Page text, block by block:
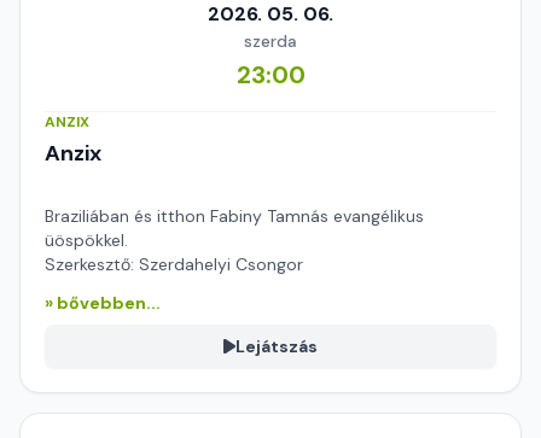
2026. 05. 06.
szerda
23:00
ANZIX
Anzix
Braziliában és itthon Fabiny Tamnás evangélikus
üöspökkel.
Szerkesztő: Szerdahelyi Csongor
» bővebben...
Lejátszás